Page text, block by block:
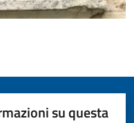
su questa